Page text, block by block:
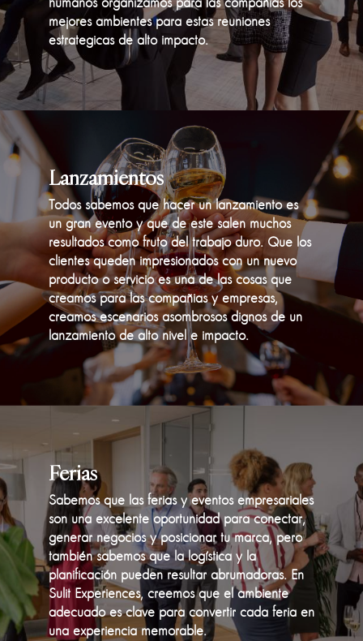
mejores ambientes para estas reuniones
estrategicas de alto impacto.
Lanzamientos
Todos sabemos que hacer un lanzamiento es
un gran evento y que de este salen muchos
resultados como fruto del trabajo duro. Que los
clientes queden impresionados con un nuevo
producto o servicio es una de las cosas que
creamos para las compañias y empresas,
creamos escenarios asombrosos dignos de un
lanzamiento de alto nivel e impacto.
Ferias
Sabemos que las ferias y eventos empresariales
son una excelente oportunidad para conectar,
generar negocios y posicionar tu marca, pero
también sabemos que la logística y la
planificación pueden resultar abrumadoras. En
Sulit Experiences, creemos que el ambiente
adecuado es clave para convertir cada feria en
una experiencia memorable.